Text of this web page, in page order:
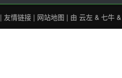
| 友情链接 | 网站地图 | 由 云左 & 七牛 &